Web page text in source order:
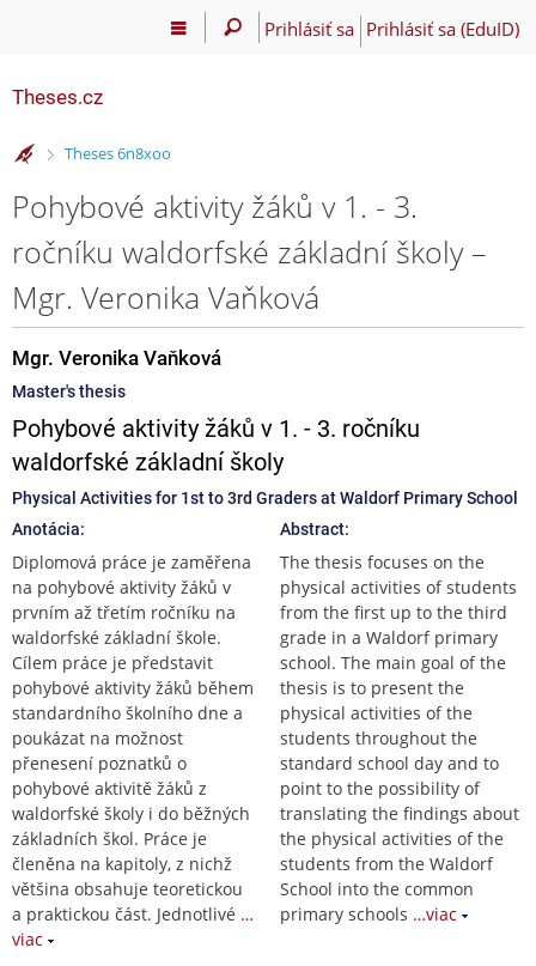
Prihlásiť sa Prihlásiť sa (EduID)
Theses.cz
>
Theses 6n8xoo
Pohybové aktivity žáků v 1. - 3.
ročníku waldorfské základní školy –
Mgr. Veronika Vaňková
Mgr. Veronika Vaňková
Master's thesis
Pohybové aktivity žáků v 1. - 3. ročníku
waldorfské základní školy
Physical Activities for 1st to 3rd Graders at Waldorf Primary School
Anotácia:
Diplomová práce je zaměřena
na pohybové aktivity žáků v
prvním až třetím ročníku na
waldorfské základní škole.
Cílem práce je představit
pohybové aktivity žáků během
standardního školního dne a
poukázat na možnost
přenesení poznatků o
pohybové aktivitě žáků z
waldorfské školy i do běžných
základních škol. Práce je
členěna na kapitoly, z nichž
většina obsahuje teoretickou
a praktickou část. Jednotlivé …
viac
Abstract:
The thesis focuses on the
physical activities of students
from the first up to the third
grade in a Waldorf primary
school. The main goal of the
thesis is to present the
physical activities of the
students throughout the
standard school day and to
point to the possibility of
translating the findings about
the physical activities of the
students from the Waldorf
School into the common
primary schools …viac